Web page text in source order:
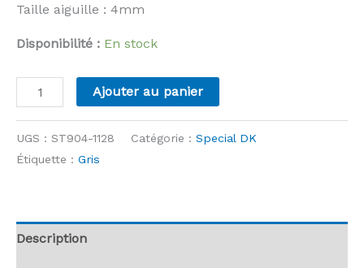
Taille aiguille : 4mm
Disponibilité : En stock
quantité
de
-
Special
1128
Ajouter au panier
UGS : ST904-1128 Catégorie : Special DK
Étiquette : Gris
Description